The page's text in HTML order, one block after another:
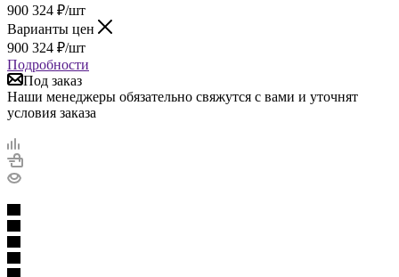
900 324 ₽/шт
Варианты цен
900 324 ₽/шт
Подробности
Под заказ
Наши менеджеры обязательно свяжутся с вами и уточнят
условия заказа